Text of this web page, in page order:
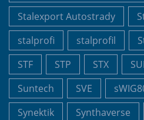
Stalexport Autostrady
stalprofi
stalprofil
STF
STP STX
Suntech
SVE
Synektik
Synthaverse